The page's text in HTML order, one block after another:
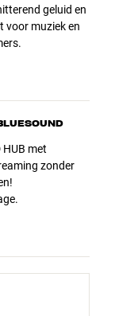
geluid en
voor muziek en
HUB met
zonder